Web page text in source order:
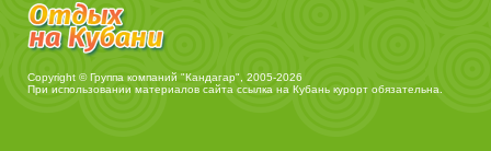
Copyright © Группа компаний "Кандагар", 2005-2026
При использовании материалов сайта ссылка на Кубань курорт обязательна.